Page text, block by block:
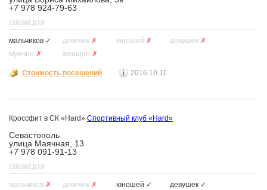
+7 978 924-79-63
СЕКЦИЯ ДЛЯ
мальчиков ✓ девочек ✗ юношей ✗ девушек ✗
мужчин ✗ женщин ✗
Стоимость посещений 2016.10.11
Кроссфит в СК «Hard» Спортивный клуб «Hard»
Севастополь
улица Маячная, 13
+7 978 091-91-13
СЕКЦИЯ ДЛЯ
мальчиков ✗ девочек ✗ юношей ✓ девушек ✓